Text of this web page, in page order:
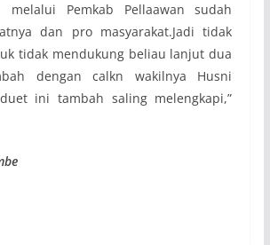
Pemkab Pellaawan sudah
dan pro masyarakat.Jadi tidak
tidak mendukung beliau lanjut dua
dengan calkn wakilnya Husni
ini tambah saling melengkapi,”